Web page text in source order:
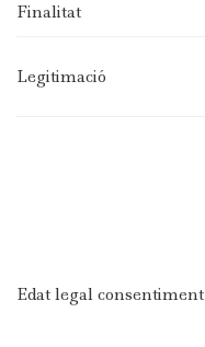
Finalitat
Legitimació
Edat legal consentiment